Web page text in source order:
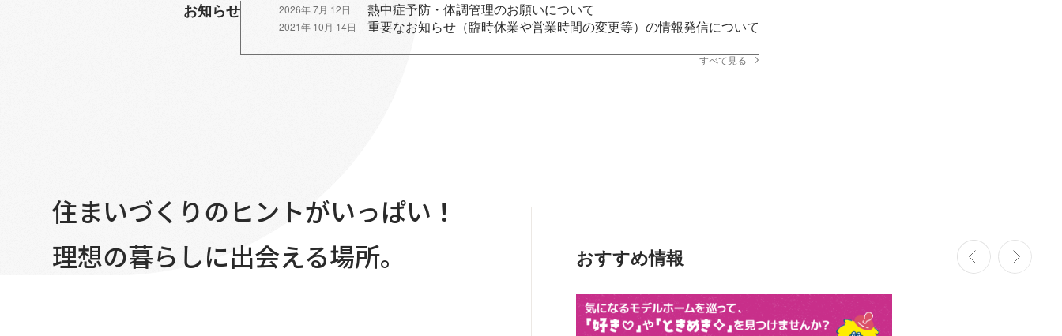
お知らせ 2026年 7月 12日 熱中症予防・体調管理のお願いについて
2021年 10月 14日 重要なお知らせ（臨時休業や営業時間の変更等）の情報発信について
すべて見る
住まいづくりのヒントがいっぱい！
理想の暮らしに出会える場所。
おすすめ情報